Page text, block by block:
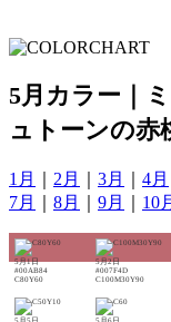
5月カラー｜
ュトーンの赤
1月 2月 3月 4月
7月
8月 9月 10
5月1日
#00AB84
C80Y60
5月2日
#007F4D
C100M30Y90